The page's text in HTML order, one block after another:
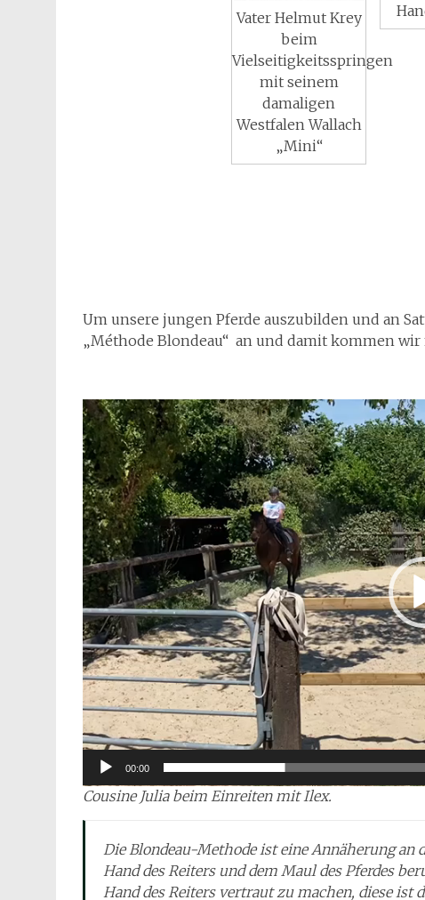
Vater Helmut Krey
beim
Vielseitigkeitsspringen
mit seinem
damaligen
Westfalen Wallach
„Mini“
Um unsere jungen Pferde auszubilden und an
„Méthode Blondeau“ an und damit kommen
Video-
Player
00:00
Cousine Julia beim Einreiten mit Ilex.
Die Blondeau-Methode ist eine Annäherung an
Hand des Reiters und dem Maul des Pferdes
Hand des Reiters vertraut zu machen, diese ist